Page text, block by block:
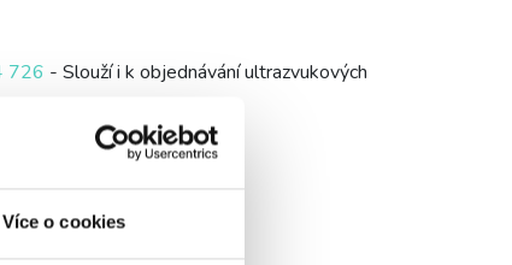
Více o cookies
726 - Slouží i k objednávání ultrazvukových